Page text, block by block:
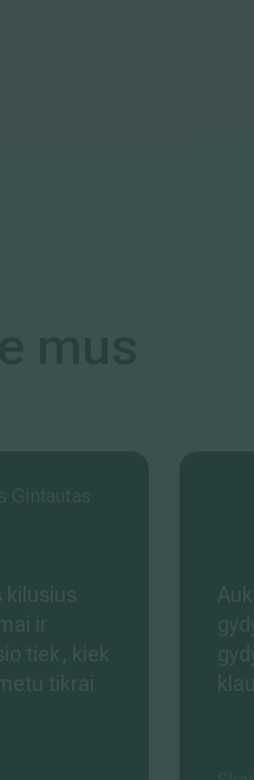
kilusius
ir
tiek, kiek
tikrai